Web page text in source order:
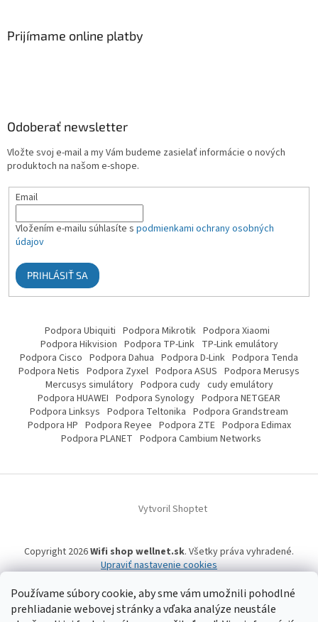
Používame súbory cookie, aby sme vám umožnili pohodlné
prehliadanie webovej stránky a vďaka analýze neustále
Prijímame online platby
Odoberať newsletter
Vložte svoj e-mail a my Vám budeme zasielať informácie o nových
produktoch na našom e-shope.
Email
Vložením e-mailu súhlasíte s podmienkami ochrany osobných
údajov
PRIHLÁSIŤ SA
Podpora Ubiquiti Podpora Mikrotik Podpora Xiaomi
Podpora Hikvision Podpora TP-Link TP-Link emulátory
Podpora Cisco Podpora Dahua Podpora D-Link Podpora Tenda
Podpora Netis Podpora Zyxel Podpora ASUS Podpora Merusys
Mercusys simulátory Podpora cudy cudy emulátory
Podpora HUAWEI Podpora Synology Podpora NETGEAR
Podpora Linksys Podpora Teltonika Podpora Grandstream
Podpora HP Podpora Reyee Podpora ZTE Podpora Edimax
Podpora PLANET Podpora Cambium Networks
Vytvoril Shoptet
Copyright 2026Wifi shop wellnet.sk. Všetky práva vyhradené.
Upraviť nastavenie cookies
Wifi shop wellnet.sk prevádzkuje spoločnosť WELLNET, s.r.o.,IČO: 36484610,